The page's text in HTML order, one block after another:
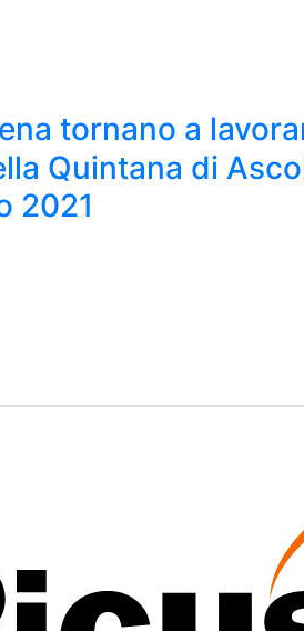
tornano a
Quintana di
2021